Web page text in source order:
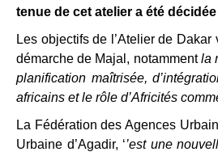
tenue de cet atelier a été
Les objectifs de l’Atelier de
démarche de Majal, notammentla
planification maîtrisée,
africains et le rôle d’Africités
La Fédération des Agences
Urbaine d’Agadir, ‘’est une